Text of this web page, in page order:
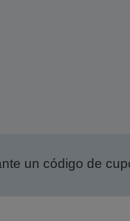
un código de